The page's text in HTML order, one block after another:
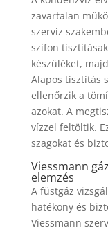
zavartalan
szerviz
szifon
készüléket,
Alapos tisztítás
ellenőrzik a
azokat. A
vízzel feltöltik.
szagokat és
Viessmann
elemzés
A füstgáz
hatékony és
Viessmann